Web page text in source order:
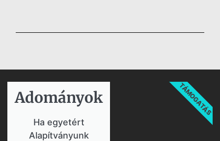
Adományok​
Ha egyetért
Alapítványunk
TÁMOGATÁS